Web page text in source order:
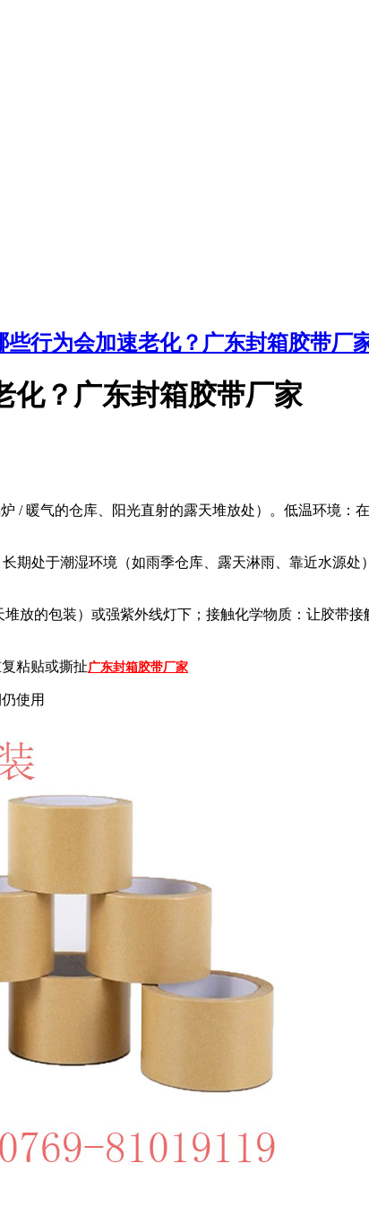
行为会加速老化？广东封箱胶带厂
化？广东封箱胶带厂家
/ 暖气的仓库、阳光直射的露天堆放处）。低温环境：
期处于潮湿环境（如雨季仓库、露天淋雨、靠近水源
放的包装）或强紫外线灯下；接触化学物质：让胶带
粘贴或撕扯广东封箱胶带厂家
使用